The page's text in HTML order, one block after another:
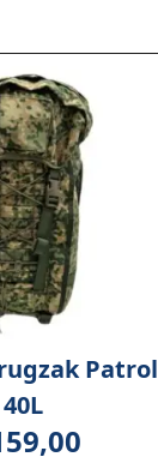
Patrol
40L